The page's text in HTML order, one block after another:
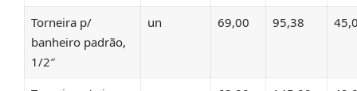
Torneira p/
banheiro padrão,
1/2″
un 69,00 95,38